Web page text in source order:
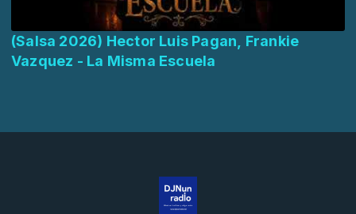
(Salsa 2026) Hector Luis Pagan, Frankie
Vazquez - La Misma Escuela